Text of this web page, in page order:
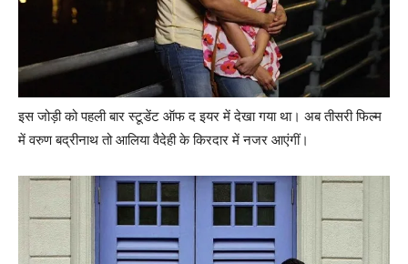
इस जोड़ी को पहली बार स्टूडेंट ऑफ द इयर में देखा गया था। अब तीसरी फिल्‍म
में वरुण बद्रीनाथ तो आलिया वैदेही के किरदार में नजर आएंगीं।